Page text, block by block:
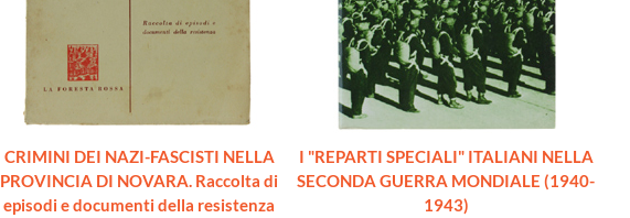
CRIMINI DEI NAZI-FASCISTI NELLA
PROVINCIA DI NOVARA. Raccolta di
episodi e documenti della resistenza
I "REPARTI SPECIALI" ITALIANI NELLA
SECONDA GUERRA MONDIALE (1940-
1943)